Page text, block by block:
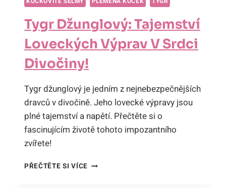
Tygr Džunglový: Tajemství
Loveckých Výprav V Srdci
Divočiny!
Tygr džunglový je jedním z nejnebezpečnějších
dravců v divočině. Jeho lovecké výpravy jsou
plné tajemství a napětí. Přečtěte si o
fascinujícím životě tohoto impozantního
zvířete!
PŘEČTĚTE SI VÍCETYGR